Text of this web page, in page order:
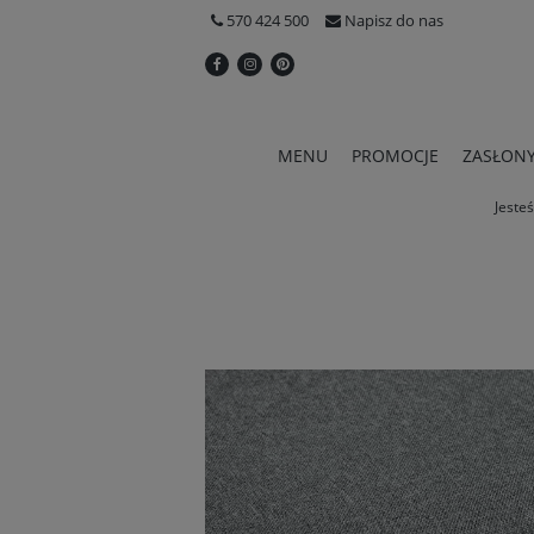
570 424 500 Napisz do nas
MENU PROMOCJE